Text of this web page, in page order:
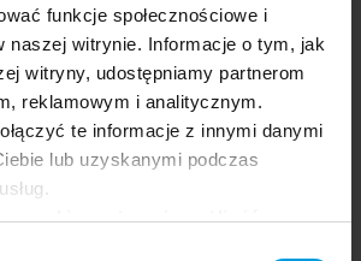
funkcje społecznościowe i
naszej witrynie. Informacje o tym, jak
witryny, udostępniamy partnerom
reklamowym i analitycznym.
te informacje z innymi danymi
lub uzyskanymi podczas
cookie może uniemożliwić